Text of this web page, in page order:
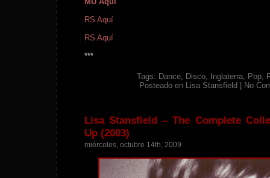
RS Aquí
RS Aquí
***
Tags: Dance, Disco, Inglaterra, Pop,
Posteado en Lisa Stansfield No
Lisa Stansfield – The Complete
Up (2003)
miércoles, octubre 14th, 2009